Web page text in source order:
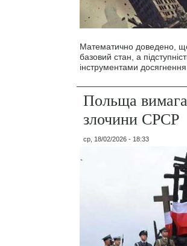
Математично доведено, що
базовий стан, а
інструментами досягнення
Польща
злочини СРСР
ср, 18/02/2026 - 18:33